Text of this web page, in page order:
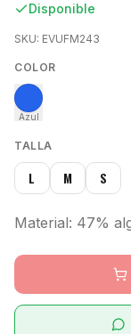
Disponible
SKU: EVUFM243
COLOR
Azul
TALLA
L M S
Material: 47%